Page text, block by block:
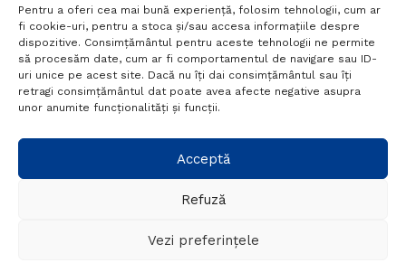
Pentru a oferi cea mai bună experiență, folosim tehnologii, cum ar
fi cookie-uri, pentru a stoca și/sau accesa informațiile despre
dispozitive. Consimțământul pentru aceste tehnologii ne permite
să procesăm date, cum ar fi comportamentul de navigare sau ID-
uri unice pe acest site. Dacă nu îți dai consimțământul sau îți
retragi consimțământul dat poate avea afecte negative asupra
unor anumite funcționalități și funcții.
Acceptă
Refuză
Vezi preferințele
Termeni si conditii
Politică de confidențialitate
Politica cookies
Setări GDPR
+40 788 760 194